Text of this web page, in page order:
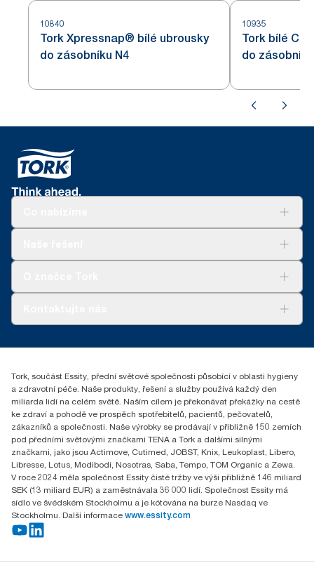
10840
Tork Xpressnap® bílé ubrousky
do zásobníku N4
10935
Tork bílé
do zásobníku
reception.prague@essity.com
Praha 8, Karlin, Sokolovská 100/94
186 00 Česká republika
Tork, součást Essity, přední světové společnosti působící v oblasti hygieny
a zdravotní péče. Naše produkty, řešení a služby používá každý den
miliarda lidí na celém světě. Naším cílem je překonávat překážky na cestě
ke zdraví a pohodě ve prospěch spotřebitelů, pacientů, pečovatelů,
zákazníků a společnosti. Naše výrobky se prodávají v přibližně 150 zemích
pod předními světovými značkami TENA a Tork a dalšími silnými
značkami, jako jsou Actimove, Cutimed, JOBST, Knix, Leukoplast, Libero,
Libresse, Lotus, Modibodi, Nosotras, Saba, Tempo, TOM Organic a Zewa.
V roce 2024 měla společnost Essity čisté tržby ve výši přibližně 146 miliard
SEK (13 miliard EUR) a zaměstnávala 36 000 lidí. Společnost Essity má
sídlo ve švédském Stockholmu a je kótována na burze Nasdaq ve
Stockholmu. Další informace www.essity.com